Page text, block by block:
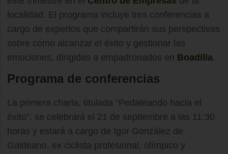
localidad. El programa incluye tres conferencias a
cargo de expertos que compartirán sus perspectivas
sobre cómo alcanzar el éxito y gestionar las
emociones, dirigidas a empadronados en Boadilla.
Programa de conferencias
La primera charla, titulada "Pedaleando hacia el
éxito", se celebrará el 21 de septiembre a las 11:30
horas y estará a cargo de Igor González de
Galdeano, ex ciclista profesional, olímpico y